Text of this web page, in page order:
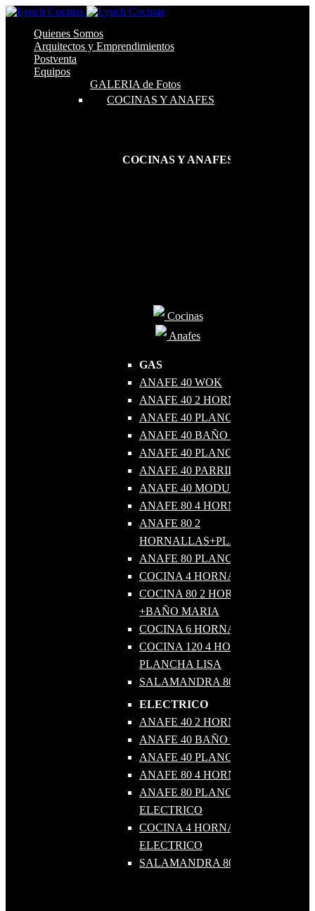
Quienes Somos
Arquitectos y Emprendimientos
Postventa
Equipos
GALERIA de Fotos
COCINAS Y ANAFES
COCINAS Y ANAFES
Cocinas
Anafes
GAS
ANAFE 40 WOK
ANAFE 40 2 HORNALLAS
ANAFE 40 PLANCHA BIFERA
ANAFE 40 BAÑO MARIA
ANAFE 40 PLANCHA LISA
ANAFE 40 PARRILLA
ANAFE 40 MODULO NEUTRO
ANAFE 80 4 HORNALLAS
ANAFE 80 2
HORNALLAS+PLANCHA LISA
ANAFE 80 PLANCHA LISA GAS
COCINA 4 HORNALLAS GAS
COCINA 80 2 HORNALLAS
+BAÑO MARIA
COCINA 6 HORNALLAS
COCINA 120 4 HORNALLAS +
PLANCHA LISA
SALAMANDRA 80
ELECTRICO
ANAFE 40 2 HORNALLAS
ANAFE 40 BAÑO MARIA
ANAFE 40 PLANCHA LISA
ANAFE 80 4 HORNALLAS
ANAFE 80 PLANCHA LISA
ELECTRICO
COCINA 4 HORNALLAS
ELECTRICO
SALAMANDRA 80